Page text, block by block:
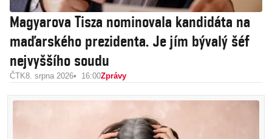
Magyarova Tisza nominovala kandidáta na
maďarského prezidenta. Je jím bývalý šéf
nejvyššího soudu
ČTK8. srpna 2026 16:00Zprávy